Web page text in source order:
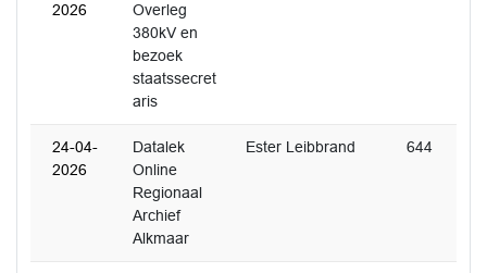
2026
Overleg
380kV en
bezoek
staatssecret
aris
24-04-
2026
Datalek
Online
Regionaal
Archief
Alkmaar
Ester Leibbrand 644